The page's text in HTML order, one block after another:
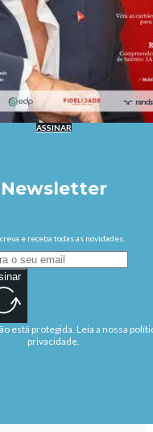
ASSINAR
Newsletter
e receba todas as novidades.
está protegida. Leia a nossa
privacidade.